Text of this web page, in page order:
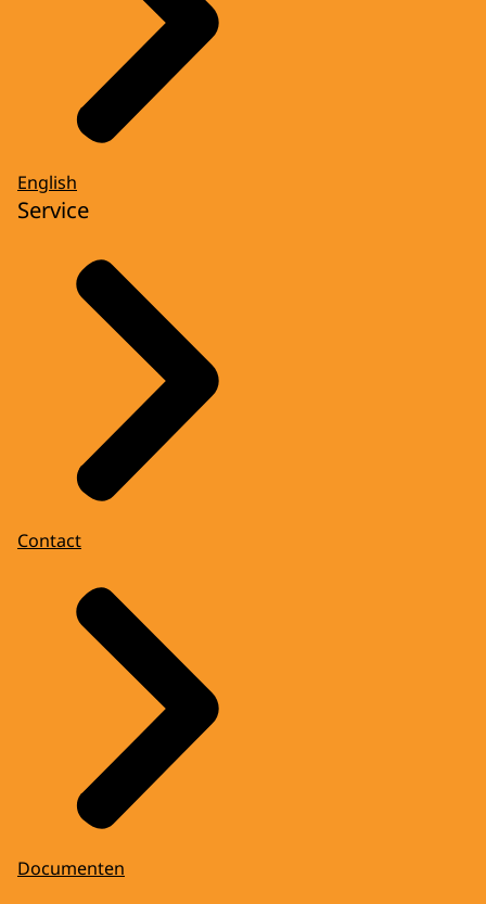
English
Service
Contact
Documenten